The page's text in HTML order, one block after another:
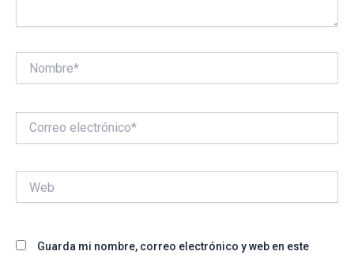
electrónico*
Guarda mi nombre, correo electrónico y web en este